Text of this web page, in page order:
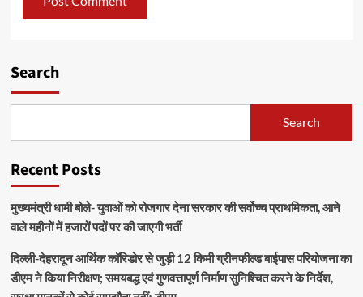
Search
Search
Recent Posts
मुख्यमंत्री धामी बोले- युवाओं को रोजगार देना सरकार की सर्वोच्च प्राथमिकता, आने
वाले महीनों में हजारों पदों पर की जाएगी भर्ती
दिल्ली-देहरादून आर्थिक कॉरिडोर से जुड़ी 12 किमी ग्रीनफील्ड बाईपास परियोजना का
डीएम ने किया निरीक्षण; समयबद्ध एवं गुणवत्तापूर्ण निर्माण सुनिश्चित करने के निर्देश,